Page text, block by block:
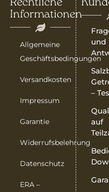
Rechtliche
Informationen
Allgemeine
Geschäftsbedingungen
Versandkosten
Impressum
Garantie
Widerrufsbelehrung
Datenschutz
ERA –
und
–
auf